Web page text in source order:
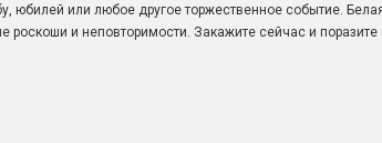
юбилей или любое другое торжественное событие.
и неповторимости. Закажите сейчас и поразите